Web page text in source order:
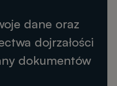
dane oraz
dojrzałości
dokumentów